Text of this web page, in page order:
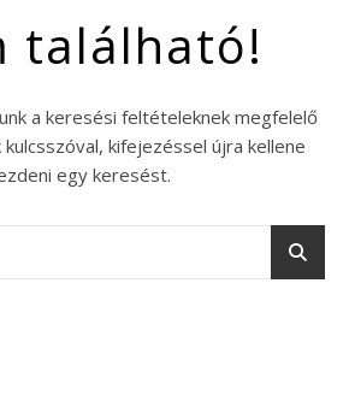
található!
a keresési feltételeknek megfelelő
kifejezéssel újra kellene
egy keresést.